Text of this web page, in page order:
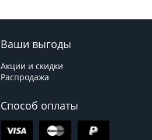
Ваши выгоды
Акции и скидки
Распродажа
Способ оплаты